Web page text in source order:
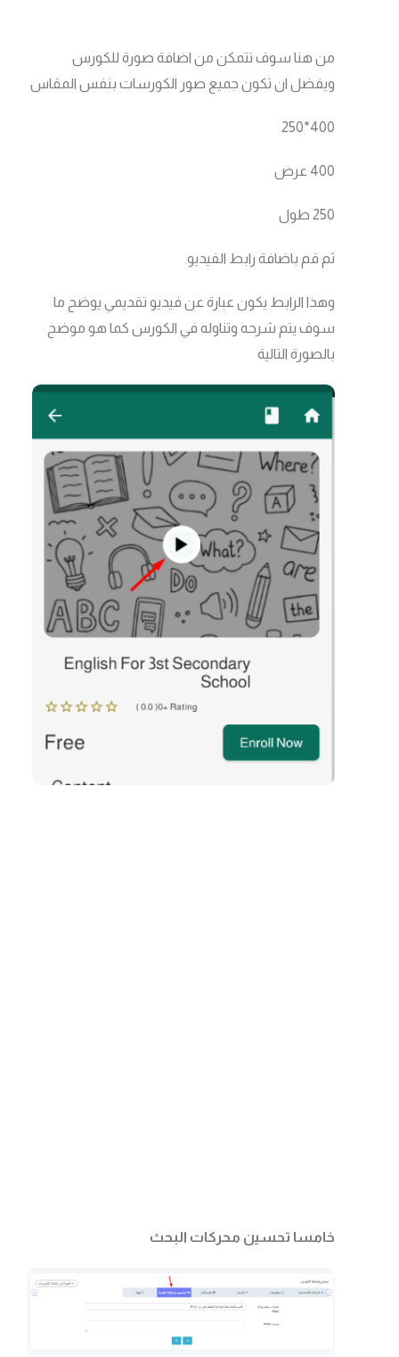
من هنا سوف تتمكن من اضافة صورة للكورس
ويفضل ان تكون جميع صور الكورسات بنفس المقاس
400*250
400 عرض
250 طول
ثم قم باضافة رابط الفيديو
وهذا الرابط يكون عبارة عن فيديو تقديمي يوضح ما
سوف يتم شرحه وتناوله في الكورس كما هو موضح
بالصورة التالية
خامسا تحسين محركات البحث